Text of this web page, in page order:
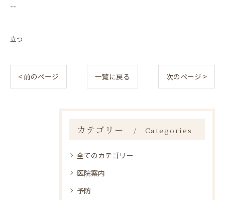
--
立つ
< 前のページ 一覧に戻る 次のページ >
カテゴリー Categories
全てのカテゴリー
医院案内
予防